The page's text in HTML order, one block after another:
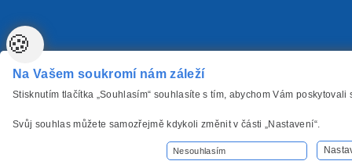
🍪
Na Vašem soukromí nám záleží
Stisknutím tlačítka „Souhlasím“ souhlasíte s tím, abychom Vám
Svůj souhlas můžete samozřejmě kdykoli změnit v části „Nastavení“.
Nesouhlasím